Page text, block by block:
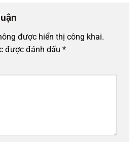
được hiển thị công khai.
được đánh dấu *